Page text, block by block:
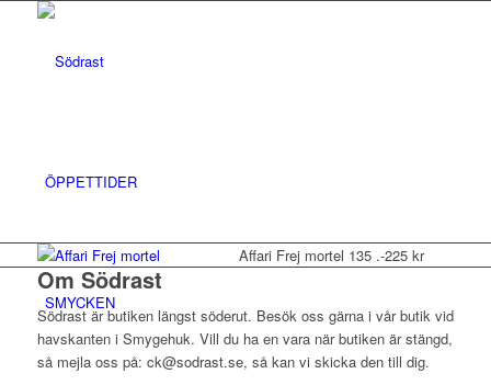
ÖPPETTIDER
SMYCKEN
Affari Frej mortel 135 .-225 kr
Om Södrast
Södrast är butiken längst söderut. Besök oss gärna i vår butik vid
havskanten i Smygehuk. Vill du ha en vara när butiken är stängd,
så mejla oss på: ck@sodrast.se, så kan vi skicka den till dig.